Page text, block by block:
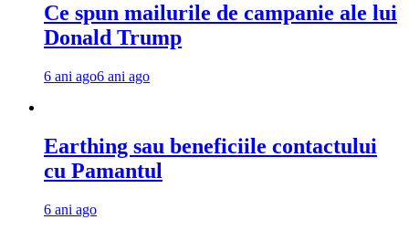
Ce spun mailurile de campanie ale lui
Donald Trump
6 ani ago6 ani ago
Earthing sau beneficiile contactului
cu Pamantul
6 ani ago